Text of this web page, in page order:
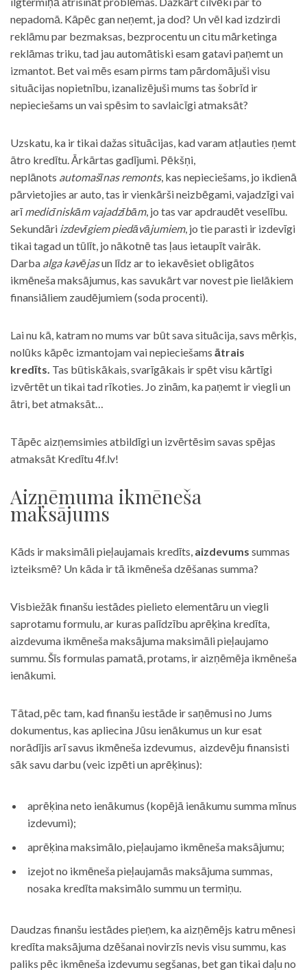
nepadomā. Kāpēc gan neņemt, ja dod? Un vēl kad izdzirdi
reklāmu par bezmaksas, bezprocentu un citu mārketinga
reklāmas triku, tad jau automātiski esam gatavi paņemt un
izmantot. Bet vai mēs esam pirms tam pārdomājuši visu
situācijas nopietnību, izanalizējuši mums tas šobrīd ir
nepieciešams un vai spēsim to savlaicīgi atmaksāt?
Uzskatu, ka ir tikai dažas situācijas, kad varam atļauties ņemt
ātro kredītu. Ārkārtas gadījumi. Pēkšņi,
neplānots automašīnas remonts, kas nepieciešams, jo ikdienā
pārvietojies ar auto, tas ir vienkārši neizbēgami, vajadzīgi vai
arīmedicīniskām vajadzībām, jo tas var apdraudēt veselību.
Sekundāri izdevīgiem piedāvājumiem, jo tie parasti ir izdevīgi
tikai tagad un tūlīt, jo nākotnē tas ļaus ietaupīt vairāk.
Darba alga kavējasun līdz ar to iekavēsiet obligātos
ikmēneša maksājumus, kas savukārt var novest pie lielākiem
finansiāliem zaudējumiem (soda procenti).
Lai nu kā, katram no mums var būt sava situācija, savs mērķis,
nolūks kāpēc izmantojam vai nepieciešams ātrais
kredīts. Tas būtiskākais, svarīgākais ir spēt visu kārtīgi
izvērtēt un tikai tad rīkoties. Jo zinām, ka paņemt ir viegli un
ātri, bet atmaksāt…
Tāpēc aizņemsimies atbildīgi un izvērtēsim savas spējas
atmaksāt Kredītu 4f.lv!
Aizņēmuma ikmēneša
maksājums
Kāds ir maksimāli pieļaujamais kredīts, aizdevums summas
izteiksmē? Un kāda ir tā ikmēneša dzēšanas summa?
Visbiežāk finanšu iestādes pielieto elementāru un viegli
saprotamu formulu, ar kuras palīdzību aprēķina kredīta,
aizdevuma ikmēneša maksājuma maksimāli pieļaujamo
summu. Šīs formulas pamatā, protams, ir aizņēmēja ikmēneša
ienākumi.
Tātad, pēc tam, kad finanšu iestāde ir saņēmusi no Jums
dokumentus, kas apliecina Jūsu ienākumus un kur esat
norādījis arī savus ikmēneša izdevumus, aizdevēju finansisti
sāk savu darbu (veic izpēti un aprēķinus):
aprēķina neto ienākumus (kopējā ienākumu summa mīnus
izdevumi);
aprēķina maksimālo, pieļaujamo ikmēneša maksājumu;
izejot no ikmēneša pieļaujamās maksājuma summas,
nosaka kredīta maksimālo summu un termiņu.
Daudzas finanšu iestādes pieņem, ka aizņēmējs katru mēnesi
kredīta maksājuma dzēšanai novirzīs nevis visu summu, kas
paliks pēc ikmēneša izdevumu segšanas, bet gan tikai daļu no